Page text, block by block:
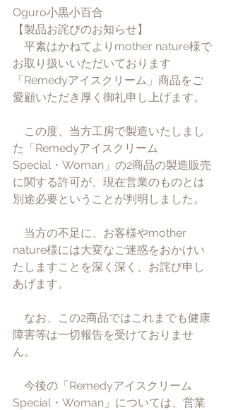
Oguro小黒小百合
【製品お詫びのお知らせ】
平素はかねてよりmother nature様で
お取り扱いいただいております
「Remedyアイスクリーム」商品をご
愛顧いただき厚く御礼申し上げます。
この度、当方工房で製造いたしまし
た「Remedyアイスクリーム
Special・Woman」の2商品の製造販売
に関する許可が、現在営業のものとは
別途必要ということが判明しました。
当方の不足に、お客様やmother
nature様には大変なご迷惑をおかけい
たしますことを深く深く、お詫び申し
あげます。
なお、この2商品ではこれまでも健康
障害等は一切報告を受けておりませ
ん。
今後の「Remedyアイスクリーム
Special・Woman」については、営業